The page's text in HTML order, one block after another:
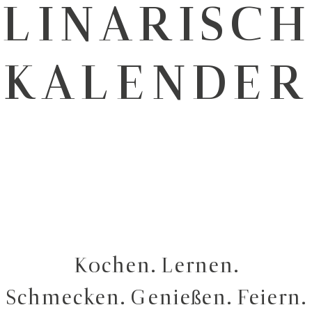
KALENDER
Kochen. Lernen.
Schmecken. Genießen. Feiern.